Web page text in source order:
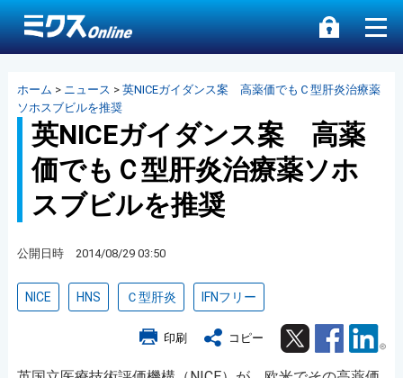
ホーム > ニュース > 英NICEガイダンス案 高薬価でもＣ型肝炎治療薬
ソホスブビルを推奨
英NICEガイダンス案 高薬
価でもＣ型肝炎治療薬ソホ
スブビルを推奨
公開日時 2014/08/29 03:50
NICE HNS Ｃ型肝炎 IFNフリー
印刷 コピー Twitter Facebook